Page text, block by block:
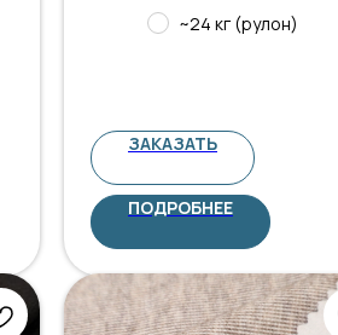
~24 кг (рулон)
ЗАКАЗАТЬ
ПОДРОБНЕЕ